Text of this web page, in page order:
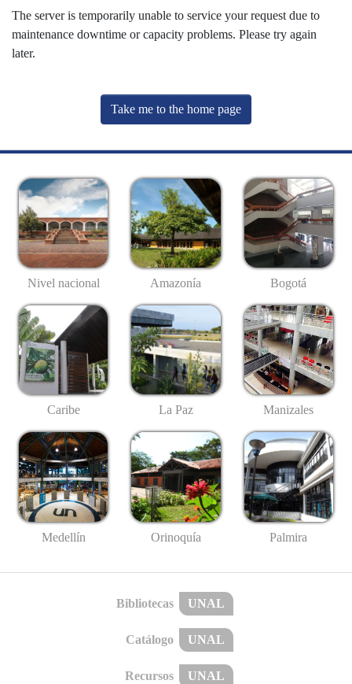
The server is temporarily unable to service your request due to
maintenance downtime or capacity problems. Please try again
later.
Take me to the home page
Nivel nacional Amazonía Bogotá
Caribe La Paz Manizales
Medellín Orinoquía Palmira
Bibliotecas UNAL
Catálogo UNAL
Recursos UNAL